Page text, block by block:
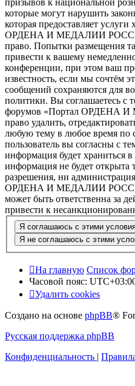
призывов к национальной
которые могут нарушить
которая предоставляет
ОРДЕНА И МЕДАЛИИ
право. Попытки размещения
привести к вашему
конференции, при этом ваш
известность, если мы сочтём
сообщений сохраняются для
политики. Вы соглашаетесь с
форумов «Портал ОРДЕНА
право удалить,
любую тему в любое время по
пользователь вы согласны с
информация будет храниться
информация не будет открыта
разрешения, ни
ОРДЕНА И МЕДАЛИИ
может быть ответственна за
привести к
На главную Список
Часовой пояс:
Удалить cookies
Создано на основе phpBB®
Русская поддержка phpBB
Конфиденциальность |